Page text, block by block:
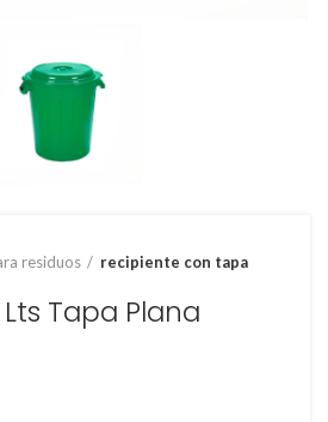
residuos recipiente con tapa
Tapa Plana